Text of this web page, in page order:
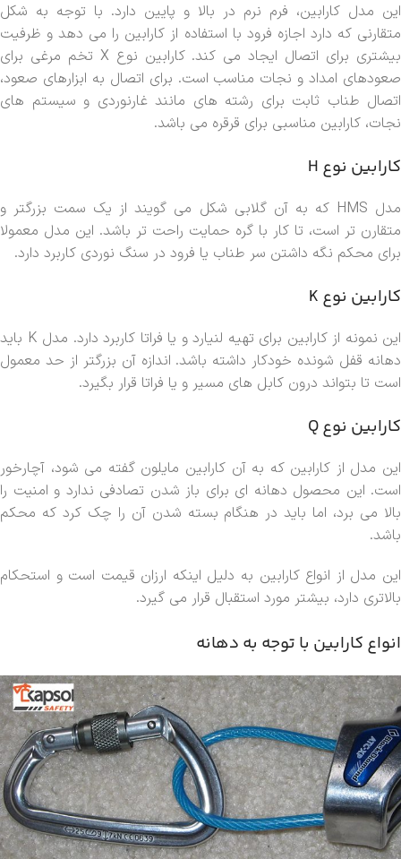
این مدل کارابین، فرم نرم در بالا و پایین دارد. با توجه به شکل
متقارنی که دارد اجازه فرود با استفاده از کارابین را می دهد و ظرفیت
بیشتری برای اتصال ایجاد می کند. کارابین نوع X تخم مرغی برای
صعودهای امداد و نجات مناسب است. برای اتصال به ابزارهای صعود،
اتصال طناب ثابت برای رشته های مانند غارنوردی و سیستم های
نجات، کارابین مناسبی برای قرقره می باشد.
کارابین نوع H
مدل HMS که به آن گلابی شکل می گویند از یک سمت بزرگتر و
متقارن تر است، تا کار با گره حمایت راحت تر باشد. این مدل معمولا
برای محکم نگه داشتن سر طناب یا فرود در سنگ نوردی کاربرد دارد.
کارابین نوع K
این نمونه از کارابین برای تهیه لنیارد و یا فراتا کاربرد دارد. مدل K باید
دهانه قفل شونده خودکار داشته باشد. اندازه آن بزرگتر از حد معمول
است تا بتواند درون کابل های مسیر و یا فراتا قرار بگیرد.
کارابین نوع Q
این مدل از کارابین که به آن کارابین مایلون گفته می شود، آچارخور
است. این محصول دهانه ای برای باز شدن تصادفی ندارد و امنیت را
بالا می برد، اما باید در هنگام بسته شدن آن را چک کرد که محکم
باشد.
این مدل از انواع کارابین به دلیل اینکه ارزان قیمت است و استحکام
بالاتری دارد، بیشتر مورد استقبال قرار می گیرد.
انواع کارابین با توجه به دهانه